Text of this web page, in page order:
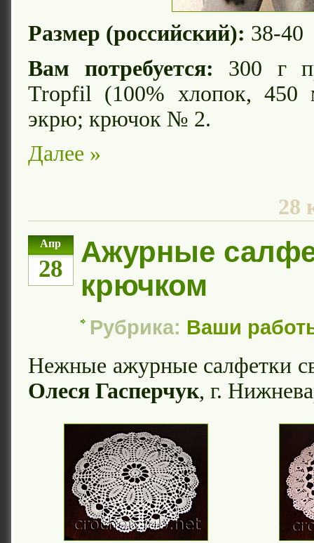
Размер (российский): 38-40
Вам потребуется: 300 г
Tropfil (100% хлопок, 450
экрю; крючок № 2.
Далее »
28
Апр
28
Ажурные
крючком
Рубрика: Ваши
Нежные ажурные салфетки
Олеся Гасперчук, г.